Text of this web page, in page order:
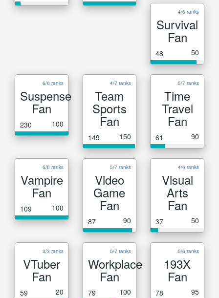
4/6 ranks
Survival
Fan
48 50
6/6 ranks
Suspense
Fan
230 100
4/7 ranks
Team
Sports
Fan
149 150
5/7 ranks
Time
Travel
Fan
61 90
6/6 ranks
Vampire
Fan
109 100
5/7 ranks
Video
Game
Fan
87 90
4/6 ranks
Visual
Arts
Fan
37 50
3/3 ranks
VTuber
Fan
59 20
5/7 ranks
Workplace
Fan
79 100
5/6 ranks
193X
Fan
78 95